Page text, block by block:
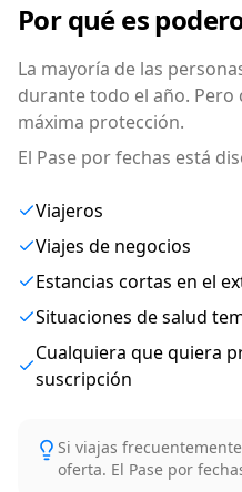
Por qué es
La mayoría de las
durante todo el año. Pero
máxima protección.
El Pase por fechas está
Viajeros
Viajes de negocios
Estancias cortas en el
Situaciones de salud
Cualquiera que quiera
suscripción
Si viajas
oferta. El Pase por